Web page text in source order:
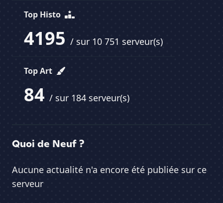
Top Histo
4195 / sur 10 751 serveur(s)
Top Art
84 / sur 184 serveur(s)
Quoi de Neuf ?
Aucune actualité n'a encore été publiée sur ce
serveur